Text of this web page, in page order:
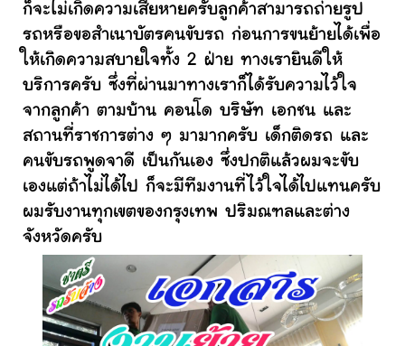
ก็จะไม่เกิดความเสียหายครับลูกค้าสามารถถ่ายรูป
รถหรือขอสำเนาบัตรคนขับรถ ก่อนการขนย้ายได้เพื่อ
ให้เกิดความสบายใจทั้ง 2 ฝ่าย ทางเรายินดีให้
บริการครับ ซึ่งที่ผ่านมาทางเราก็ได้รับความไว้ใจ
จากลูกค้า ตามบ้าน คอนโด บริษัท เอกชน และ
สถานที่ราชการต่าง ๆ มามากครับ เด็กติดรถ และ
คนขับรถพูดจาดี เป็นกันเอง ซึ่งปกติแล้วผมจะขับ
เองแต่ถ้าไม่ได้ไป ก็จะมีทีมงานที่ไว้ใจได้ไปแทนครับ
ผมรับงานทุกเขตของกรุงเทพ ปริมณฑลและต่าง
จังหวัดครับ